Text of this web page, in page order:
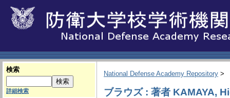
検索
詳細検索
National Defense Academy Repository >
ブラウズ : 著者 KAMAYA,